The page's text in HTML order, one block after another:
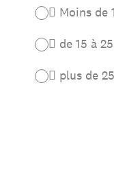
 Moins de
 de 15 à 25
 plus de 25